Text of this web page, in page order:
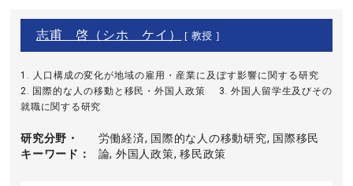
志甫 啓（シホ ケイ） [ 教授 ]
1. 人口構成の変化が地域の雇用・産業に及ぼす影響に関する研究
2. 国際的な人の移動と移民・外国人政策 3. 外国人留学生及びその
就職に関する研究
研究分野・
キーワード
労働経済, 国際的な人の移動研究, 国際移民
論, 外国人政策, 移民政策